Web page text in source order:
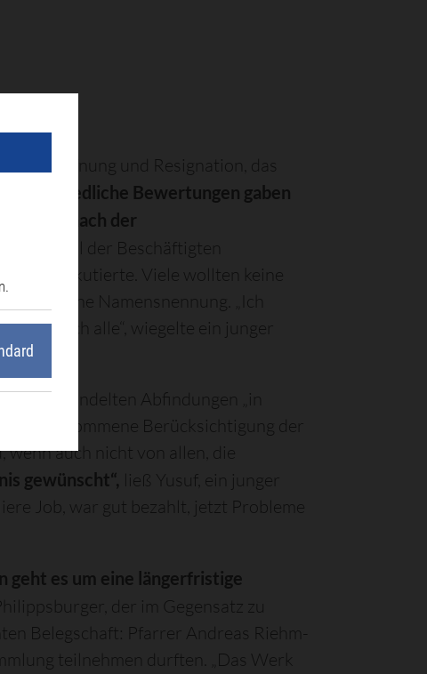
Hoffnung und Resignation, das
unterschiedliche Bewertungen gaben
vor und nach der
, als ein Teil der Beschäftigten
diskutierte. Viele wollten keine
nur ohne Namensnennung. „Ich
lügen doch alle“, wiegelte ein junger
ausgehandelten Abfindungen „in
vorgenommene Berücksichtigung der
auch nicht von allen, die
gewünscht“, ließ Yusuf, ein junger
Job, war gut bezahlt, jetzt Probleme
geht es um eine längerfristige
der im Gegensatz zu
Belegschaft: Pfarrer Andreas Riehm-
teilnehmen durften. „Das Werk